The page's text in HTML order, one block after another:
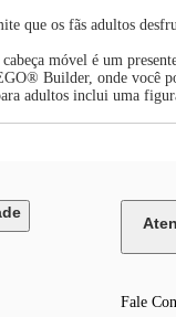
que os fãs adultos
móvel é um
Builder, onde você
adultos inclui uma
Fale